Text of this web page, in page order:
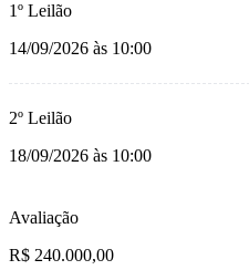
1º Leilão
14/09/2026 às 10:00
2º Leilão
18/09/2026 às 10:00
Avaliação
R$ 240.000,00